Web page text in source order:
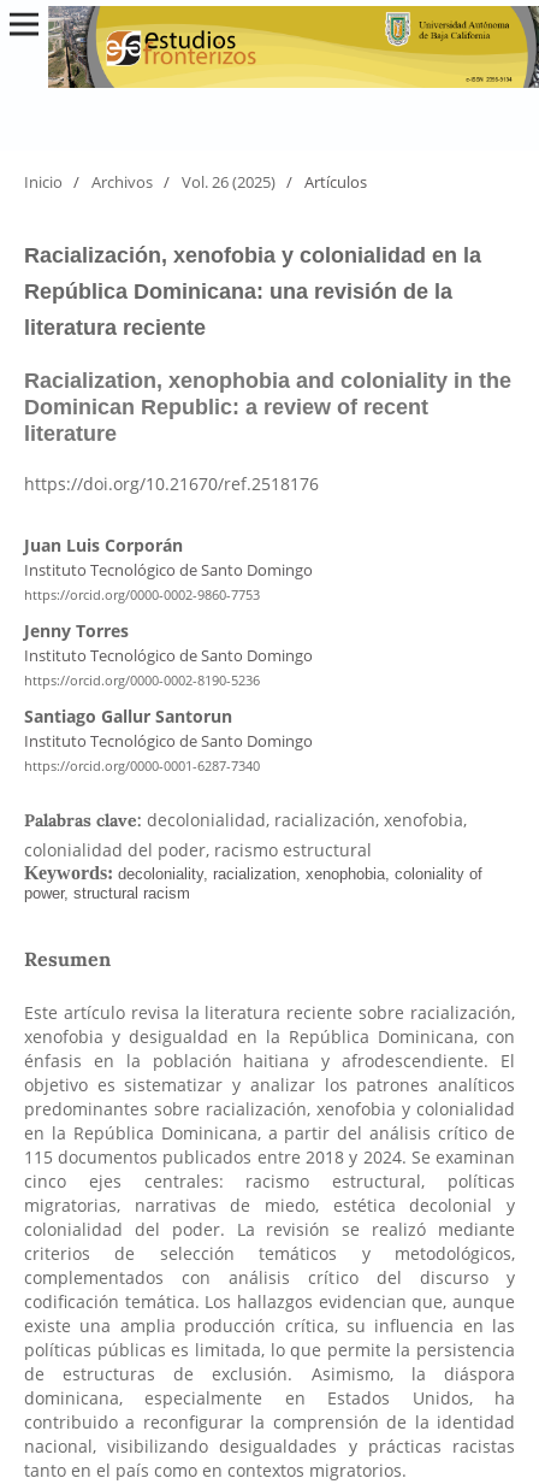
Inicio / Archivos / Vol. 26 (2025) / Artículos
Racialización, xenofobia y colonialidad en la
República Dominicana: una revisión de la
literatura reciente
Racialization, xenophobia and coloniality in the
Dominican Republic: a review of recent
literature
https://doi.org/10.21670/ref.2518176
Juan Luis Corporán
Instituto Tecnológico de Santo Domingo
https://orcid.org/0000-0002-9860-7753
Jenny Torres
Instituto Tecnológico de Santo Domingo
https://orcid.org/0000-0002-8190-5236
Santiago Gallur Santorun
Instituto Tecnológico de Santo Domingo
https://orcid.org/0000-0001-6287-7340
Palabras clave: decolonialidad, racialización, xenofobia,
colonialidad del poder, racismo estructural
Resumen
Este artículo revisa la literatura reciente sobre racialización,
xenofobia y desigualdad en la República Dominicana, con
énfasis en la población haitiana y afrodescendiente. El
objetivo es sistematizar y analizar los patrones analíticos
predominantes sobre racialización, xenofobia y colonialidad
en la República Dominicana, a partir del análisis crítico de
115 documentos publicados entre 2018 y 2024. Se examinan
cinco ejes centrales: racismo estructural, políticas
migratorias, narrativas de miedo, estética decolonial y
colonialidad del poder. La revisión se realizó mediante
criterios de selección temáticos y metodológicos,
complementados con análisis crítico del discurso y
codificación temática. Los hallazgos evidencian que, aunque
existe una amplia producción crítica, su influencia en las
políticas públicas es limitada, lo que permite la persistencia
de estructuras de exclusión. Asimismo, la diáspora
dominicana, especialmente en Estados Unidos, ha
contribuido a reconfigurar la comprensión de la identidad
nacional, visibilizando desigualdades y prácticas racistas
tanto en el país como en contextos migratorios.